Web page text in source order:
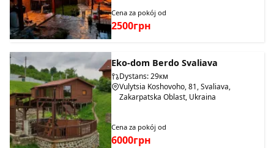
Cena za pokój od
2500грн
Eko-dom Berdo Svaliava
Dystans: 29км
Vulytsia Koshovoho, 81, Svaliava,
Zakarpatska Oblast, Ukraina
Cena za pokój od
6000грн